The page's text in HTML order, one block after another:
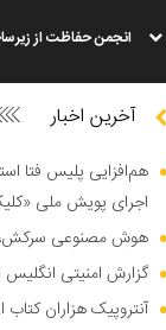
انجمن حفاظت از
آخرین اخبار
هم‌افزایی پلیس فتا
اجرای پویش ملی
هوش مصنوعی سرکش،
گزارش امنیتی
آنتروپیک هزاران